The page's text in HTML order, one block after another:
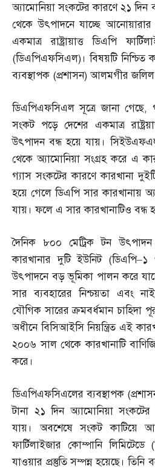
অ্যামোনিয়া সংকটের কারণে ২১
থেকে উৎপাদনে যাচ্ছে আনোয়ারার
একমাত্র রাষ্ট্রায়াত্ত ডিএপি
(ডিএপিএফসিএল)। বিষয়টি
ব্যবস্থাপক (প্রশাসন)আলমগীর
ডিএপিএফসিএল সূত্রে জানা গেছে,
সংকট পড়ে দেশের একমাত্র
উৎপাদন বন্ধ হয়ে যায়।
থেকে অ্যামোনিয়া সংগ্রহ করে এ
গ্যাস সংকটের কারণে কারখানা
হয়ে গেলে ডিএপি সার কারখানায়
যায়। ফলে এ সার কারখানাটিও বন্ধ
দৈনিক ৮০০ মেট্রিক টন উৎপাদন
কারখানার দুটি ইউনিট (ডিএপি–১
উৎপাদনে বড় ভূমিকা পালন করে
সার ব্যবহারের নিশ্চয়তা এবং
যৌগিক সারের ক্রমবর্ধমান চাহিদা
অধীনে বিসিআইসি নিয়ন্ত্রিত এই
২০০৬ সাল থেকে কারখানাটি
করে।
ডিএপিএফসিএলের ব্যবস্থাপক (
টানা ২১ দিন অ্যামোনিয়া
যায়। অবশেষে সংকট কাটিয়ে
ফার্টিলাইজার কোম্পানি লিমিটেডে (
যাওয়ার প্রস্তুতি সম্পন্ন হয়েছে। তিনি